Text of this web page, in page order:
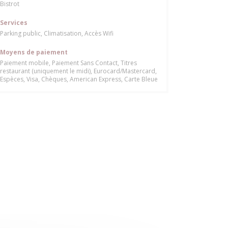
Bistrot
Services
Parking public, Climatisation, Accès Wifi
Moyens de paiement
Paiement mobile, Paiement Sans Contact, Titres
restaurant (uniquement le midi), Eurocard/Mastercard,
Espèces, Visa, Chèques, American Express, Carte Bleue